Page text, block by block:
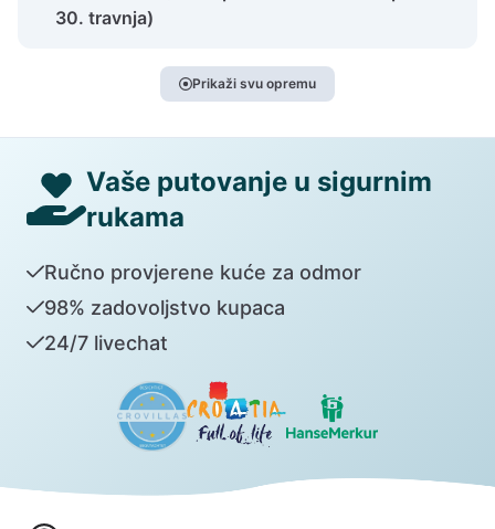
30. travnja)
Prikaži svu opremu
Vaše putovanje u sigurnim
rukama
Ručno provjerene kuće za odmor
98% zadovoljstvo kupaca
24/7 livechat